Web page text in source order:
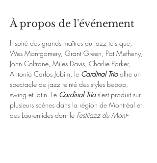
À propos de l'événement
Inspiré des grands maîtres du jazz tels que,
Wes Montgomery, Grant Green, Pat Metheny,
John Coltrane, Miles Davis, Charlie Parker,
Antonio Carlos Jobim, le Cardinal Trio offre un
spectacle de jazz teinté des styles bebop,
swing et latin. Le Cardinal Trio s’est produit sur
plusieurs scènes dans la région de Montréal et
des Laurentides dont le Festijazz du Mont-